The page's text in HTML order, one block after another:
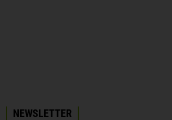
NEWSLETTER